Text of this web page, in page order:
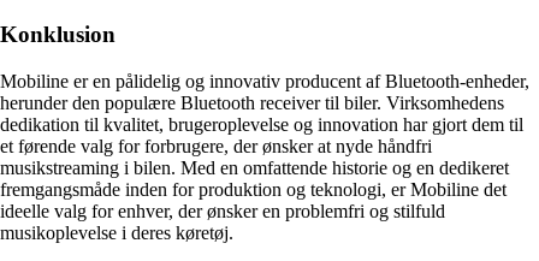
Konklusion
Mobiline er en pålidelig og innovativ producent af Bluetooth-enheder,
herunder den populære Bluetooth receiver til biler. Virksomhedens
dedikation til kvalitet, brugeroplevelse og innovation har gjort dem til
et førende valg for forbrugere, der ønsker at nyde håndfri
musikstreaming i bilen. Med en omfattende historie og en dedikeret
fremgangsmåde inden for produktion og teknologi, er Mobiline det
ideelle valg for enhver, der ønsker en problemfri og stilfuld
musikoplevelse i deres køretøj.